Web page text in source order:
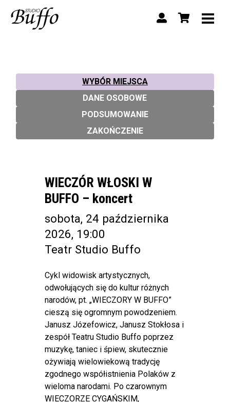
WYBÓR MIEJSCA
DANE OSOBOWE
PODSUMOWANIE
ZAKOŃCZENIE
WIECZÓR WŁOSKI W
BUFFO – koncert
sobota, 24 października
2026, 19:00
Teatr Studio Buffo
Cykl widowisk artystycznych,
odwołujących się do kultur różnych
narodów, pt. „WIECZORY W BUFFO”
cieszą się ogromnym powodzeniem.
Janusz Józefowicz, Janusz Stokłosa i
zespół Teatru Studio Buffo poprzez
muzykę, taniec i śpiew, skutecznie
ożywiają wielowiekową tradycję
zgodnego współistnienia Polaków z
wieloma narodami. Po czarownym
WIECZORZE CYGAŃSKIM,